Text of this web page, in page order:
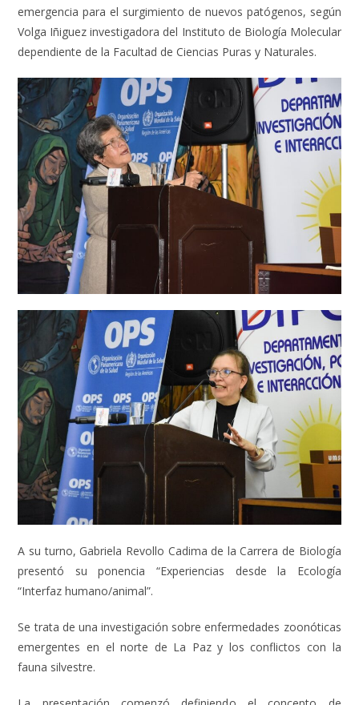
emergencia para el surgimiento de nuevos patógenos, según
Volga Iñiguez investigadora del Instituto de Biología Molecular
dependiente de la Facultad de Ciencias Puras y Naturales.
A su turno, Gabriela Revollo Cadima de la Carrera de Biología
presentó su ponencia “Experiencias desde la Ecología
“Interfaz humano/animal”.
Se trata de una investigación sobre enfermedades zoonóticas
emergentes en el norte de La Paz y los conflictos con la
fauna silvestre.